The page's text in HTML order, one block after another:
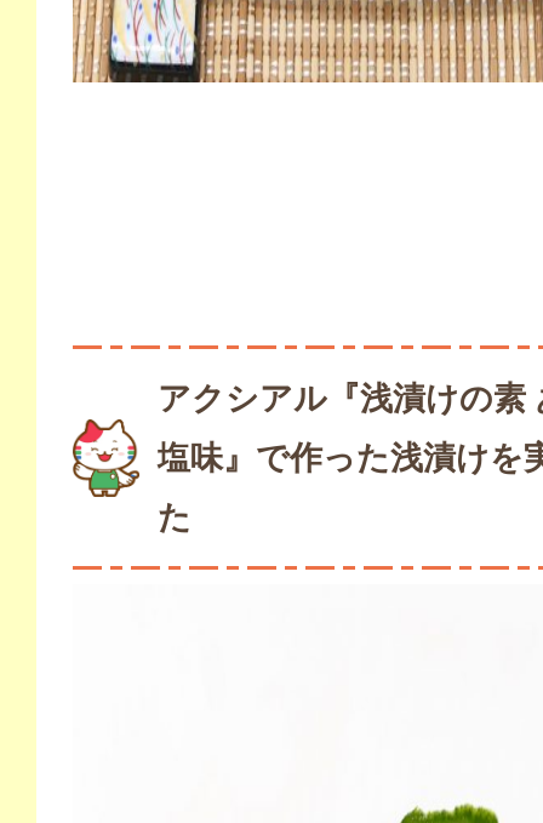
アクシアル『浅漬けの素
塩味』で作った浅漬けを
た